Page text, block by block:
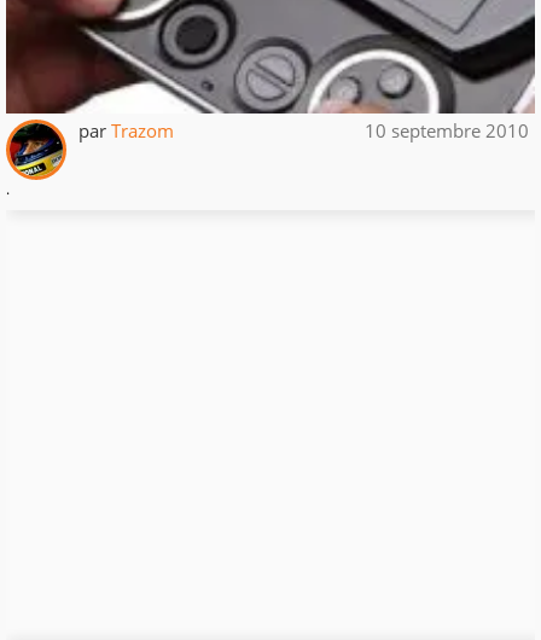
par Trazom 10 septembre 2010
.